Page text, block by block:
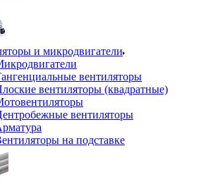
и микродвигатели
вентиляторы
вентиляторы (квадратные)
вентиляторы
на подставке